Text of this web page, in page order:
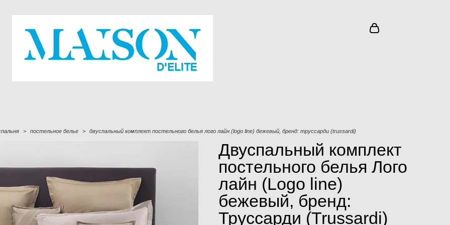
> постельное белье > двуспальный комплект постельного белья лого лайн (logo line) бежевый, бренд: труссарди (trussardi)
Двуспальный комплект
постельного белья Лого
лайн (Logo line)
бежевый, бренд:
Труссарди (Trussardi)